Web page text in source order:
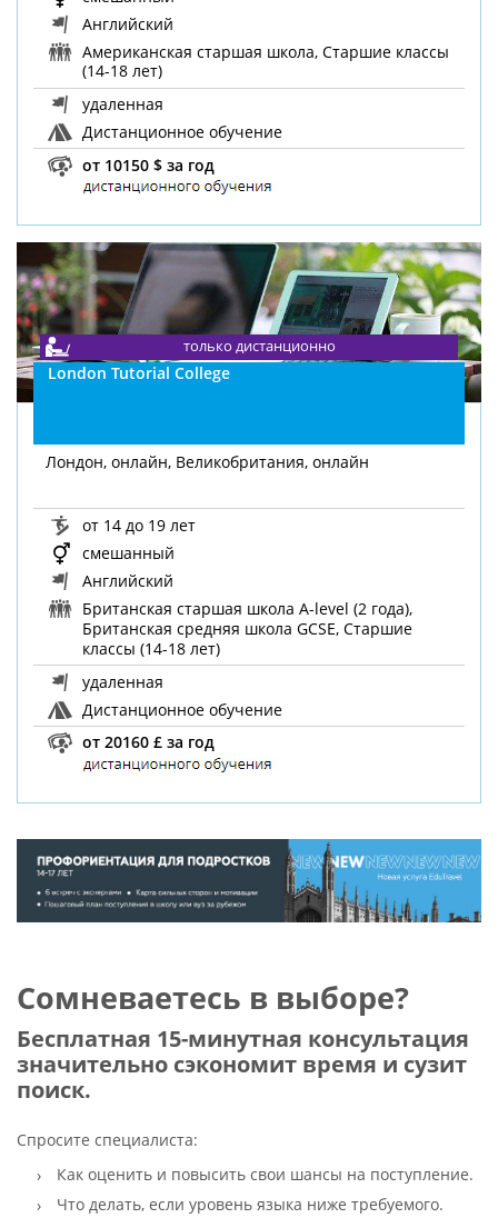
Английский
Американская старшая школа, Старшие классы
(14-18 лет)
удаленная
Дистанционное обучение
от 10150 $ за год
London Tutorial College
только дистанционно
Лондон, онлайн, Великобритания, онлайн
от 14 до 19 лет
смешанный
Английский
Британская старшая школа A-level (2 года),
Британская средняя школа GCSE, Старшие
классы (14-18 лет)
удаленная
Дистанционное обучение
от 20160 £ за год
Сомневаетесь в выборе?
Бесплатная 15-минутная консультация
значительно сэкономит время и сузит
поиск.
Спросите специалиста:
Как оценить и повысить свои шансы на поступление.
Что делать, если уровень языка ниже требуемого.